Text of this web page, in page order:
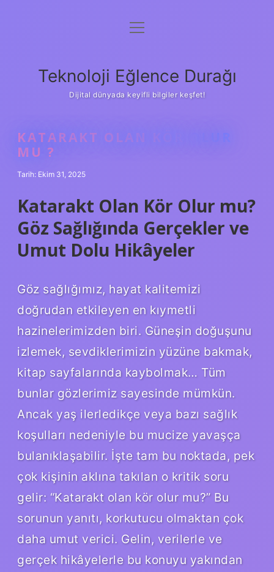
Anasayfa
Yasal Uyarı
menüyü
Teknoloji Eğlence Durağı
Dijital dünyada keyifli bilgiler keşfet!
KATARAKT OLAN KÖR OLUR
MU ?
Tarih: Ekim 31, 2025
Katarakt Olan Kör Olur mu?
Göz Sağlığında Gerçekler ve
Umut Dolu Hikâyeler
Göz sağlığımız, hayat kalitemizi
doğrudan etkileyen en kıymetli
hazinelerimizden biri. Güneşin doğuşunu
izlemek, sevdiklerimizin yüzüne bakmak,
kitap sayfalarında kaybolmak… Tüm
bunlar gözlerimiz sayesinde mümkün.
Ancak yaş ilerledikçe veya bazı sağlık
koşulları nedeniyle bu mucize yavaşça
bulanıklaşabilir. İşte tam bu noktada, pek
çok kişinin aklına takılan o kritik soru
gelir: “Katarakt olan kör olur mu?” Bu
sorunun yanıtı, korkutucu olmaktan çok
daha umut verici. Gelin, verilerle ve
gerçek hikâyelerle bu konuyu yakından